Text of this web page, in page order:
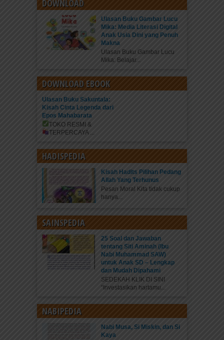
DOWNLOAD
Ulasan Buku Gambar Lucu
Mika: Media Literasi Digital
Anak Usia Dini yang Penuh
Makna
Ulasan Buku Gambar Lucu
Mika: Belajar...
DOWNLOAD EBOOK
Ulasan Buku Sakuntala:
Kisah Cinta Legenda dari
Epos Mahabarata
TOKO RESMI &
TERPERCAYA ...
HADISPEDIA
Kisah Hadits Pilihan Pedang
Allah Yang Terhunus
Pesan Moral Kita tidak cukup
hanya...
SAINSPEDIA
25 Soal dan Jawaban
tentang Siti Aminah (Ibu
Nabi Muhammad SAW)
untuk Anak SD – Lengkap
dan Mudah Dipahami
SEDEKAH KLIK DI SINI
“Investasikan hartamu...
NABIPEDIA
Nabi Musa, Si Miskin, dan Si
Kaya